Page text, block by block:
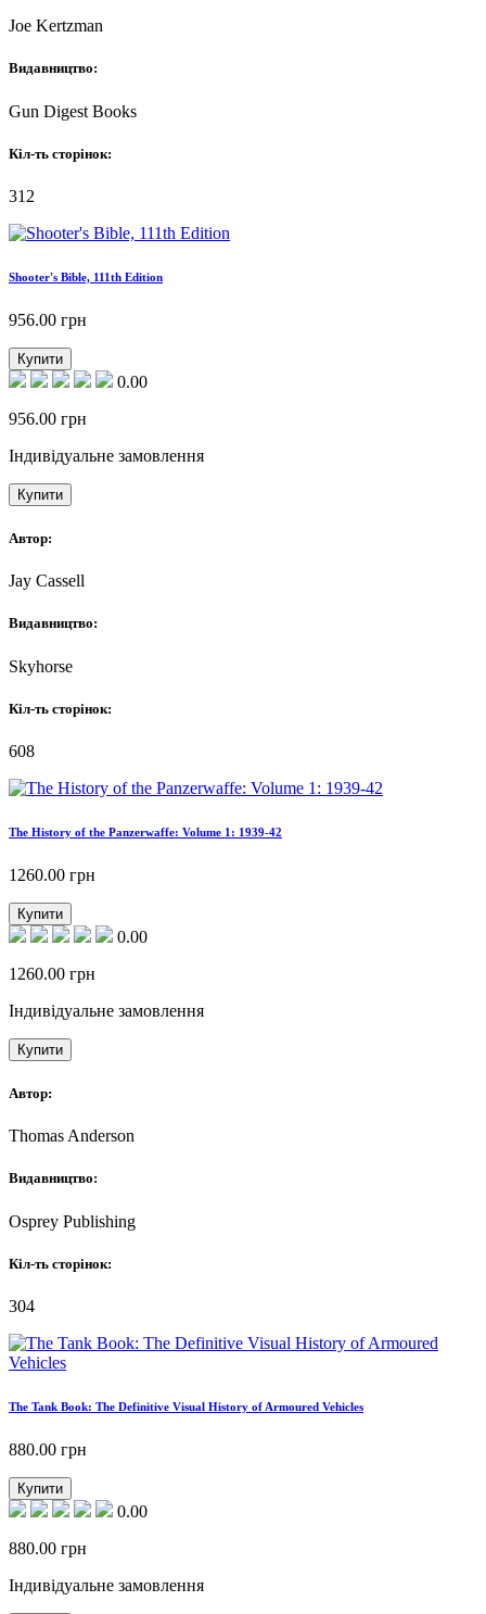
Joe Kertzman
Видавництво:
Gun Digest Books
Кіл-ть сторінок:
312
Shooter's Bible, 111th Edition
956.00 грн
Купити
0.00
956.00 грн
Індивідуальне замовлення
Купити
Автор:
Jay Cassell
Видавництво:
Skyhorse
Кіл-ть сторінок:
608
The History of the Panzerwaffe: Volume 1: 1939-42
1260.00 грн
Купити
0.00
1260.00 грн
Індивідуальне замовлення
Купити
Автор:
Thomas Anderson
Видавництво:
Osprey Publishing
Кіл-ть сторінок:
304
The Tank Book: The Definitive Visual History of Armoured Vehicles
880.00 грн
Купити
0.00
880.00 грн
Індивідуальне замовлення